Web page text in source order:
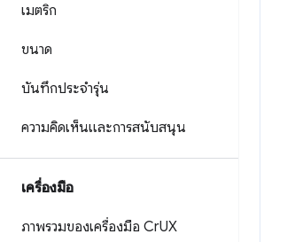
เมตริก
ขนาด
บันทึกประจำรุ่น
ความคิดเห็นและการสนับสนุน
เครื่องมือ
ภาพรวมของเครื่องมือ CrUX